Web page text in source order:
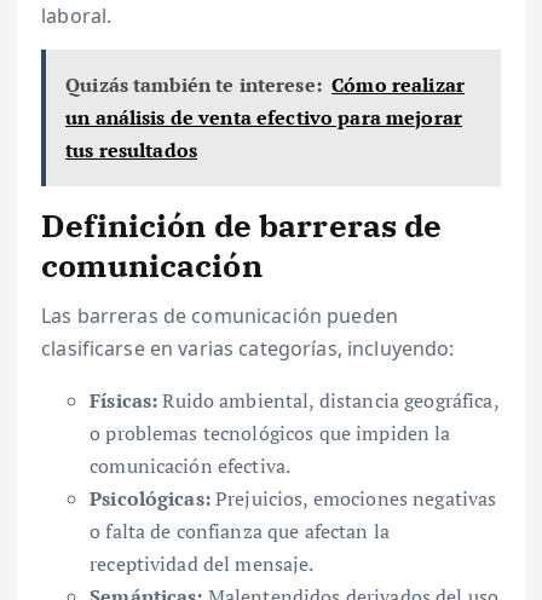
laboral.
Quizás también te interese: Cómo realizar
un análisis de venta efectivo para mejorar
tus resultados
Definición de barreras de
comunicación
Las barreras de comunicación pueden
clasificarse en varias categorías, incluyendo:
Físicas:Ruido ambiental, distancia geográfica,
o problemas tecnológicos que impiden la
comunicación efectiva.
Psicológicas:Prejuicios, emociones negativas
o falta de confianza que afectan la
receptividad del mensaje.